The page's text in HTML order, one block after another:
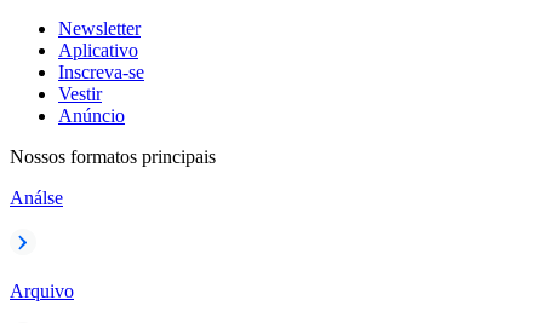
Newsletter
Aplicativo
Inscreva-se
Vestir
Anúncio
Nossos formatos principais
Análse
Arquivo